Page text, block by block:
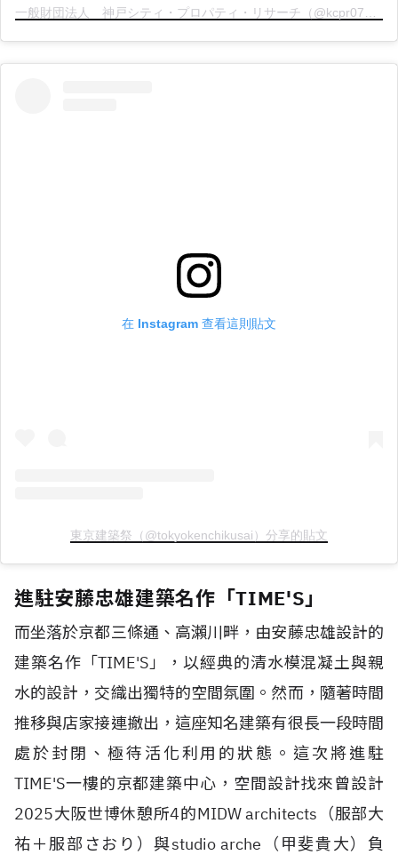
在 Instagram 查看這則貼文
東京建築祭（@tokyokenchikusai）分享的貼文
進駐安藤忠雄建築名作「TIME'S」
而坐落於京都三條通、高瀨川畔，由安藤忠雄設計的
建築名作「TIME'S」，以經典的清水模混凝土與親
水的設計，交織出獨特的空間氛圍。然而，隨著時間
推移與店家接連撤出，這座知名建築有很長一段時間
處於封閉、極待活化利用的狀態。這次將進駐
TIME'S一樓的京都建築中心，空間設計找來曾設計
2025大阪世博休憩所4的MIDW architects（服部大
祐＋服部さおり）與studio arche（甲斐貴大）負